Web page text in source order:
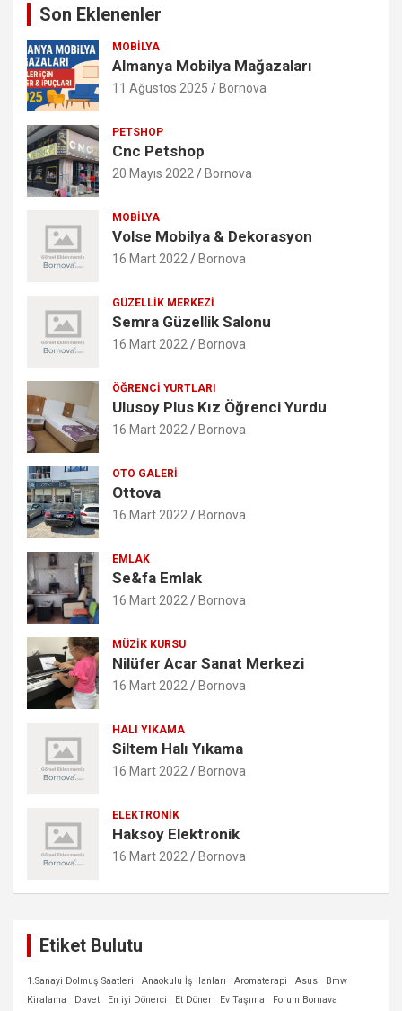
Son Eklenenler
MOBILYA
Almanya Mobilya Mağazaları
11 Ağustos 2025 Bornova
PETSHOP
Cnc Petshop
20 Mayıs 2022 Bornova
MOBILYA
Volse Mobilya & Dekorasyon
16 Mart 2022 Bornova
GÜZELLIK MERKEZI
Semra Güzellik Salonu
16 Mart 2022 Bornova
ÖĞRENCI YURTLARI
Ulusoy Plus Kız Öğrenci Yurdu
16 Mart 2022 Bornova
OTO GALERI
Ottova
16 Mart 2022 Bornova
EMLAK
Se&fa Emlak
16 Mart 2022 Bornova
MÜZIK KURSU
Nilüfer Acar Sanat Merkezi
16 Mart 2022 Bornova
HALI YIKAMA
Siltem Halı Yıkama
16 Mart 2022 Bornova
ELEKTRONIK
Haksoy Elektronik
16 Mart 2022 Bornova
Etiket Bulutu
1.Sanayi Dolmuş Saatleri Anaokulu İş İlanları Aromaterapi Asus
Bmw
Kiralama
Davet En iyi Dönerci Et Döner Ev Taşıma
Forum Bornava